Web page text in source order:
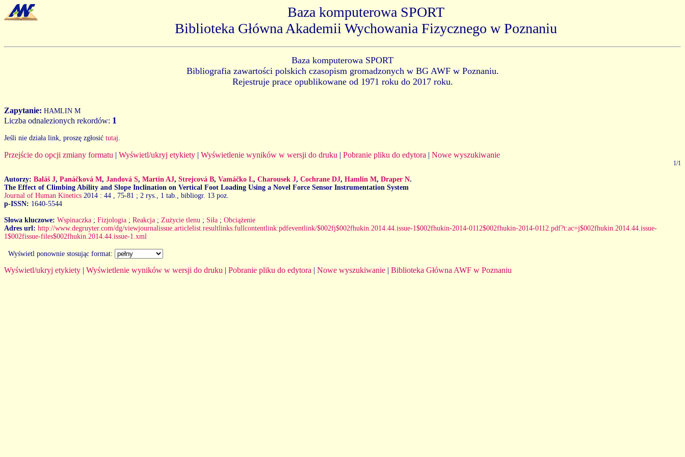
Baza komputerowa SPORT
Biblioteka Główna Akademii Wychowania Fizycznego w Poznaniu
Baza komputerowa SPORT
Bibliografia zawartości polskich czasopism gromadzonych w BG AWF w Poznaniu.
Rejestruje prace opublikowane od 1971 roku do 2017 roku.
Zapytanie: HAMLIN M
Liczba odnalezionych rekordów: 1
Jeśli nie działa link, proszę zgłosić tutaj
Przejście do opcji zmiany formatu | Wyświetl/ukryj etykiety | Wyświetlenie wyników w wersji do druku | Pobranie pliku do edytora | Nowe wyszukiwanie
1/1
Autorzy: Baláš J, Panáčková M, Jandová S, Martin AJ, Strejcová B, Vamáčko L, Charousek J, Cochrane DJ, Hamlin M, Draper N.
The Effect of Climbing Ability and Slope Inclination on Vertical Foot Loading Using a Novel Force Sensor Instrumentation System
Journal of Human Kinetics 2014 : 44
, 75-81 ; 2 rys., 1 tab., bibliogr. 13 poz.
p-ISSN: 1640-5544
Słowa kluczowe: Wspinaczka ; Fizjologia ; Reakcja ; Zużycie tlenu ; Siła ; Obciążenie
Adres url: http://www.degruyter.com/dg/viewjournalissue.articlelist.resultlinks.fullcontentlink:pdfeventlink/$002fj$002fhukin.2014.44.issue-1$002fhukin-2014-0112$002fhukin-2014-0112.pdf?t:ac=j$002fhukin.2014.44.issue-
1$002fissue-files$002fhukin.2014.44.issue-1.xml
Wyświetl ponownie stosując format:
Wyświetl/ukryj etykiety | Wyświetlenie wyników w wersji do druku | Pobranie pliku do edytora | Nowe wyszukiwanie | Biblioteka Główna AWF w Poznaniu